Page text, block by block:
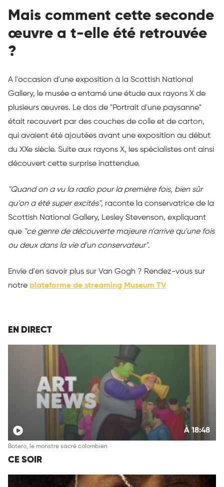
Mais comment cette seconde
œuvre a t-elle été retrouvée
?
A l'occasion d'une exposition à la Scottish National
Gallery, le musée a entamé une étude aux rayons X de
plusieurs œuvres. Le dos de "Portrait d'une paysanne"
était recouvert par des couches de colle et de carton,
qui avaient été ajoutées avant une exposition au début
du XXe siècle. Suite aux rayons X, les spécialistes ont ainsi
découvert cette surprise inattendue.
"Quand on a vu la radio pour la première fois, bien sûr
qu'on a été super excités", raconte la conservatrice de la
Scottish National Gallery, Lesley Stevenson, expliquant
que "ce genre de découverte majeure n'arrive qu'une fois
ou deux dans la vie d'un conservateur".
Envie d'en savoir plus sur Van Gogh ? Rendez-vous sur
notre plateforme de streaming Museum TV
EN DIRECT
À 18:48
Botero, le monstre sacré colombien
CE SOIR